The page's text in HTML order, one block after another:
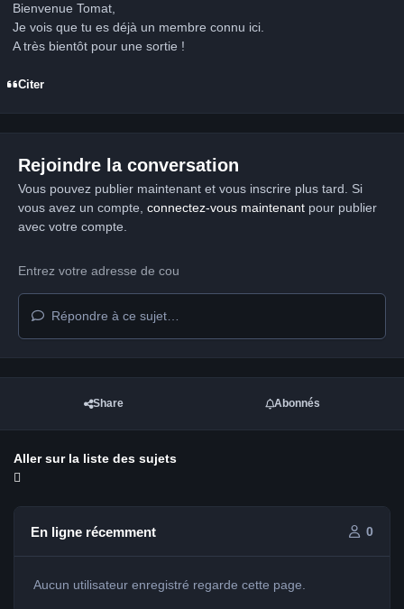
Bienvenue Tomat,
Je vois que tu es déjà un membre connu ici.
A très bientôt pour une sortie !
Citer
Rejoindre la conversation
Vous pouvez publier maintenant et vous inscrire plus tard. Si
vous avez un compte, connectez-vous maintenantpour publier
avec votre compte.
Répondre à ce sujet…
Share Abonnés
Aller sur la liste des sujets
En ligne récemment 0
Aucun utilisateur enregistré regarde cette page.